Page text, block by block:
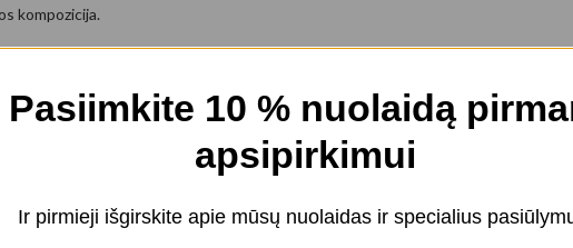
kompozicija.
ant drobės suteikia interjerui lengvumo, ramybės ir pajūrio atmosferos.
galimybes ir naujas patirtis. Paveikslą rekomenduojama kabinti Šiaurės arba
Pasiimkite 10 % nuolaidą
apsipirkimui
Ir pirmieji išgirskite apie mūsų nuolaidas ir specialius